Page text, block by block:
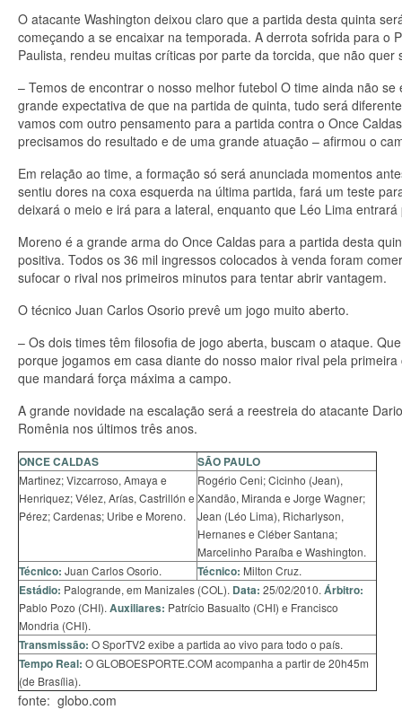
O atacante Washington deixou claro que a partida desta quinta
começando a se encaixar na temporada. A derrota sofrida para o
Paulista, rendeu muitas críticas por parte da torcida, que não quer
– Temos de encontrar o nosso melhor futebol O time ainda não
grande expectativa de que na partida de quinta, tudo será
vamos com outro pensamento para a partida contra o Once
precisamos do resultado e de uma grande atuação – afirmou o
Em relação ao time, a formação só será anunciada momentos
sentiu dores na coxa esquerda na última partida, fará um teste
deixará o meio e irá para a lateral, enquanto que Léo Lima
Moreno é a grande arma do Once Caldas para a partida desta
positiva. Todos os 36 mil ingressos colocados à venda foram
sufocar o rival nos primeiros minutos para tentar abrir vantagem.
O técnico Juan Carlos Osorio prevê um jogo muito aberto.
– Os dois times têm filosofia de jogo aberta, buscam o ataque.
porque jogamos em casa diante do nosso maior rival pela
que mandará força máxima a campo.
A grande novidade na escalação será a reestreia do atacante
Romênia nos últimos três anos.
ONCE CALDAS SÃO PAULO
Martinez; Vizcarroso, Amaya e
Henriquez; Vélez, Arías, Castrillón e
Pérez; Cardenas; Uribe e Moreno.
Rogério Ceni; Cicinho (Jean),
Xandão, Miranda e Jorge Wagner;
Jean (Léo Lima), Richarlyson,
Hernanes e Cléber Santana;
Marcelinho Paraíba e Washington.
Técnico: Juan Carlos Osorio. Técnico: Milton Cruz.
Estádio: Palogrande, em Manizales (COL). Data: 25/02/2010. Árbitro:
Pablo Pozo (CHI). Auxiliares: Patrício Basualto (CHI) e Francisco
Mondria (CHI).
Transmissão: O SporTV2 exibe a partida ao vivo para todo o país.
Tempo Real: O GLOBOESPORTE.COM acompanha a partir de 20h45m
(de Brasília).
fonte: globo.com